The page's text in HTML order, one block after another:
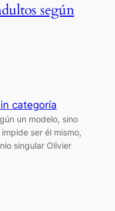
según
categoría
un modelo, sino
ser él mismo,
singular Olivier